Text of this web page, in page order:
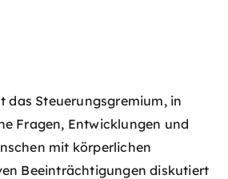
das Steuerungsgremium, in
Fragen, Entwicklungen und
mit körperlichen
Beeinträchtigungen diskutiert